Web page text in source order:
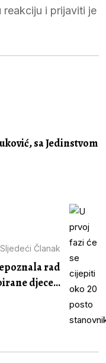
reakciju i prijaviti je
sa Jedinstvom
Sljedeći Članak
rad
djece...